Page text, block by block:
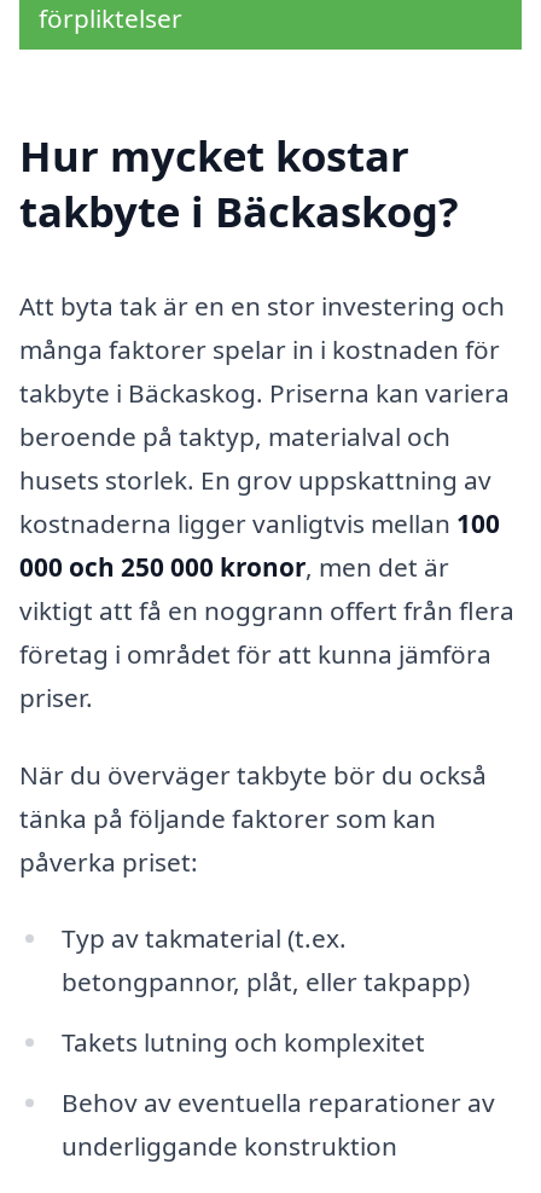
förpliktelser
Hur mycket kostar
takbyte i Bäckaskog?
Att byta tak är en en stor investering och
många faktorer spelar in i kostnaden för
takbyte i Bäckaskog. Priserna kan variera
beroende på taktyp, materialval och
husets storlek. En grov uppskattning av
kostnaderna ligger vanligtvis mellan 100
000 och 250 000 kronor, men det är
viktigt att få en noggrann offert från flera
företag i området för att kunna jämföra
priser.
När du överväger takbyte bör du också
tänka på följande faktorer som kan
påverka priset:
Typ av takmaterial (t.ex.
betongpannor, plåt, eller takpapp)
Takets lutning och komplexitet
Behov av eventuella reparationer av
underliggande konstruktion